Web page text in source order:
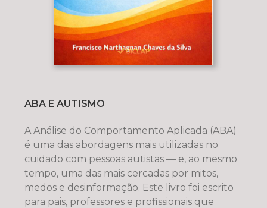
ABA E AUTISMO
A Análise do Comportamento Aplicada (ABA)
é uma das abordagens mais utilizadas no
cuidado com pessoas autistas — e, ao mesmo
tempo, uma das mais cercadas por mitos,
medos e desinformação. Este livro foi escrito
para pais, professores e profissionais que